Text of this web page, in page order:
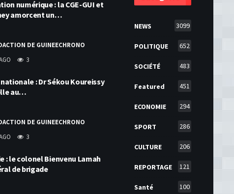
numérique : la CGE-GUI et
amorcent un…
DE GUINEECHRONO
3
: Dr Sékou Koureissy
au…
DE GUINEECHRONO
3
: le colonel Bienvenu Lamah
de brigade
NEWS 3099
POLITIQUE 652
SOCIÉTÉ 483
Featured 451
ECONOMIE 294
SPORT 286
CULTURE 206
REPORTAGE 121
Santé 100